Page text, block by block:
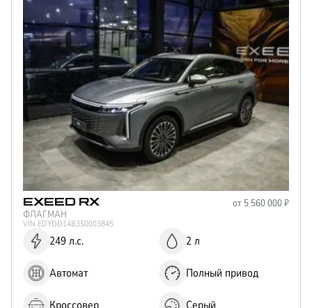
EXEED RX от 5 560 000₽
ФЛАГМАН
VIN EDYDD14B3S0003845
249 л.с. 2 л
Автомат Полный привод
Кроссовер Серый